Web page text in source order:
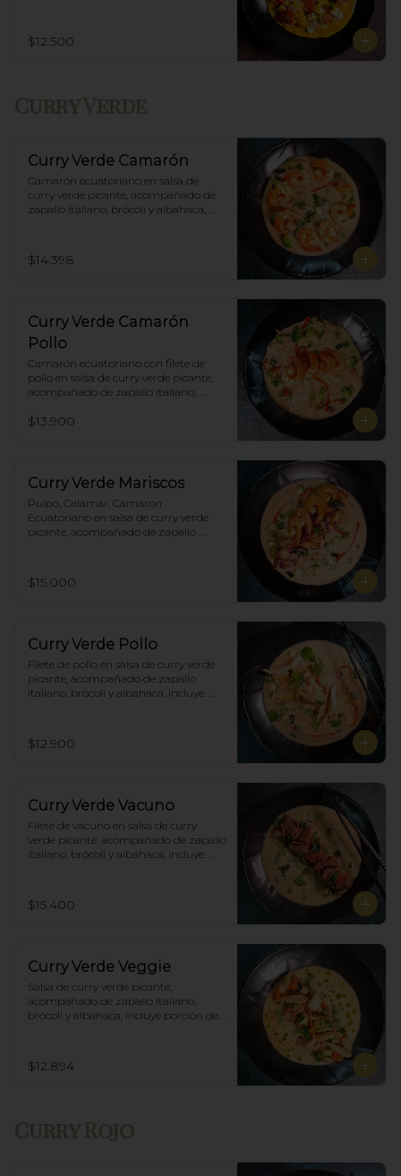
$12.500
Curry Verde
Curry Verde Camarón
Camarón ecuatoriano en salsa de
curry verde picante, acompañado de
zapallo italiano, brócoli y albahaca,
$14.398
Curry Verde Camarón
Pollo
Camarón ecuatoriano con filete de
pollo en salsa de curry verde picante,
acompañado de zapallo italiano,
arroz blanco.
$13.900
Curry Verde Mariscos
Pulpo, Calamar, Camarón
Ecuatoriano en salsa de curry verde
picante, acompañado de zapallo
$15.000
Curry Verde Pollo
Filete de pollo en salsa de curry verde
picante, acompañado de zapallo
italiano, brócoli y albahaca, incluye
$12.900
Curry Verde Vacuno
Filete de vacuno en salsa de curry
verde picante, acompañado de zapallo
italiano, brócoli y albahaca, incluye
$15.400
Curry Verde Veggie
Salsa de curry verde picante,
acompañado de zapallo italiano,
brócoli y albahaca, incluye porción de
$12.894
Curry Rojo